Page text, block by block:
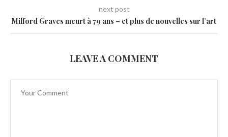
next post
Milford Graves meurt à 79 ans – et plus de nouvelles sur l’art
LEAVE A COMMENT